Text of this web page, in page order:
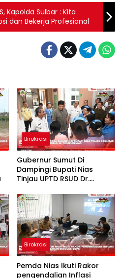
Kapolda Sulbar : Kita
dan Bekerja Profesional
Birokrasi
Gubernur Sumut Di
Dampingi Bupati Nias
Tinjau UPTD RSUD Dr.
Birokrasi
Pemda Nias Ikuti Rakor
pengendalian Inflasi